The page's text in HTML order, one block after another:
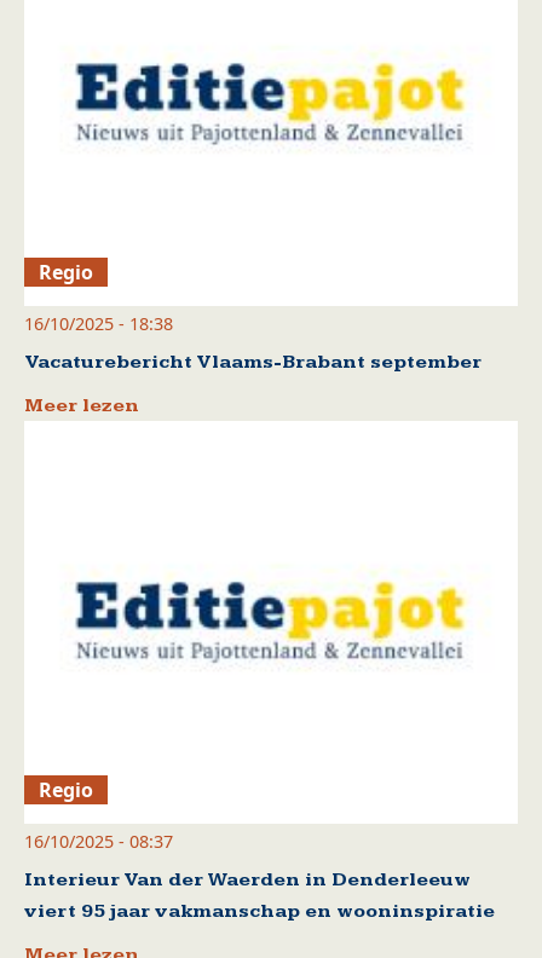
Regio
16/10/2025 - 18:38
Vacaturebericht Vlaams-Brabant september
Meer lezen
Regio
16/10/2025 - 08:37
Interieur Van der Waerden in Denderleeuw
viert 95 jaar vakmanschap en wooninspiratie